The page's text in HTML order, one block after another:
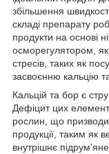
збільшення
складі препарату
продукти на основі
осморегулятором,
стресів, таких як
засвоєнню кальцію
Кальцій та бор є
Дефіцит цих
рослин, що
продукції, таким як
внутрішнє